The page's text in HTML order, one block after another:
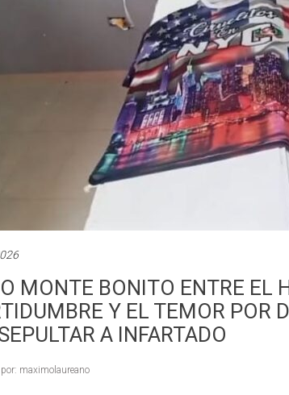
MONTE BONITO ENTRE EL
Y EL TEMOR POR
A INFARTADO
maximolaureano